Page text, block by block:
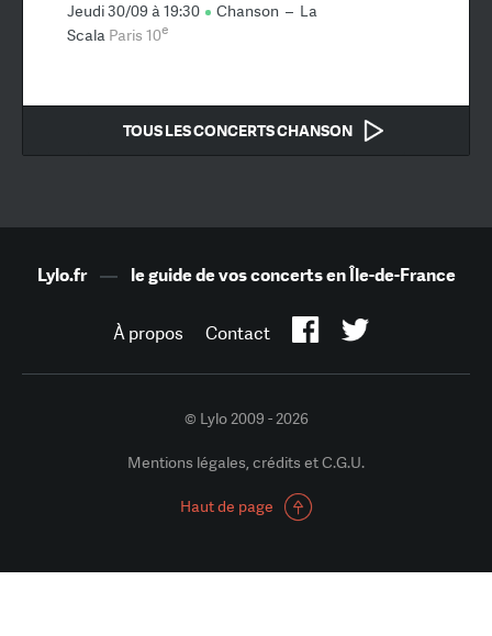
Jeudi 30/09 à 19:30 Chanson – La
Scala Paris 10e
TOUS LES CONCERTS CHANSON
Lylo.fr— le guide de vos concerts en Île-de-France
À propos Contact
© Lylo 2009 - 2026
Mentions légales, crédits et C.G.U.
Haut de page